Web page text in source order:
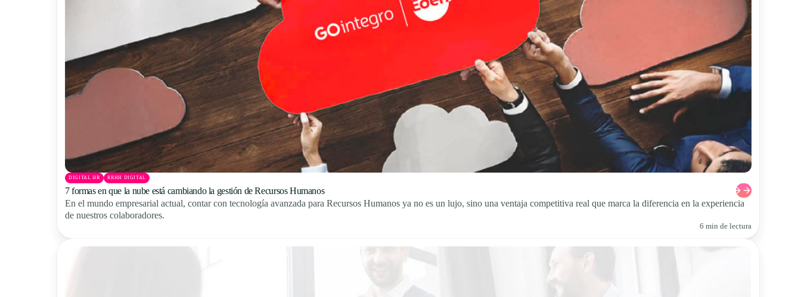
DIGITAL HR RRHH DIGITAL
7 formas en que la nube está cambiando la gestión de Recursos Humanos
En el mundo empresarial actual, contar con tecnología avanzada para Recursos Humanos ya no es un lujo, sino una ventaja competitiva real que marca la diferencia en la experiencia
de nuestros colaboradores.
6 min de lectura